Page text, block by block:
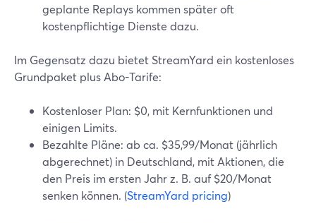
geplante Replays kommen später oft
kostenpflichtige Dienste dazu.
Im Gegensatz dazu bietet StreamYard ein kostenloses
Grundpaket plus Abo-Tarife:
Kostenloser Plan: $0, mit Kernfunktionen und
einigen Limits.
Bezahlte Pläne: ab ca. $35,99/Monat (jährlich
abgerechnet) in Deutschland, mit Aktionen, die
den Preis im ersten Jahr z. B. auf $20/Monat
senken können. (StreamYard pricing)